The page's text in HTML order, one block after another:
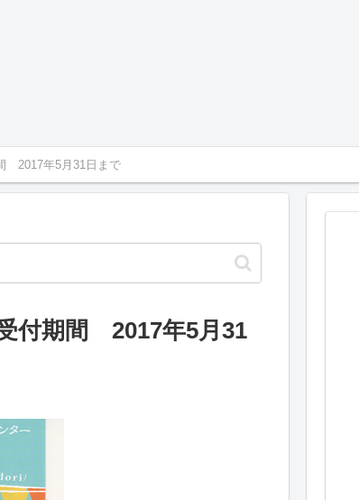
2017年5月31日まで
付期間 2017年5月31